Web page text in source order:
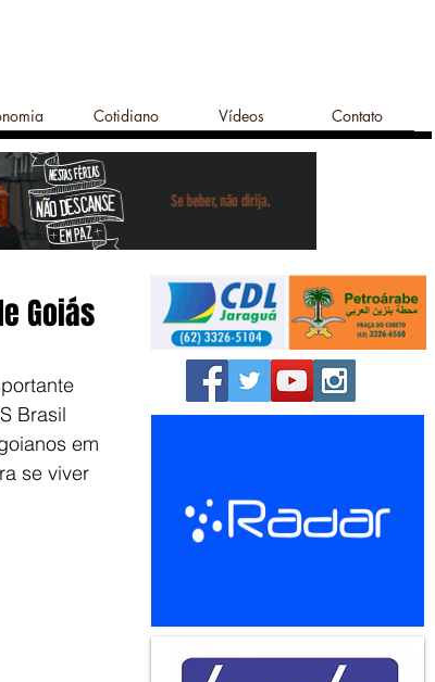
Cotidiano Vídeos Contato
Goiás
Brasil
em
se viver